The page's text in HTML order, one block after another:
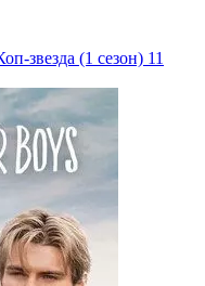
звезда (1 сезон) 11